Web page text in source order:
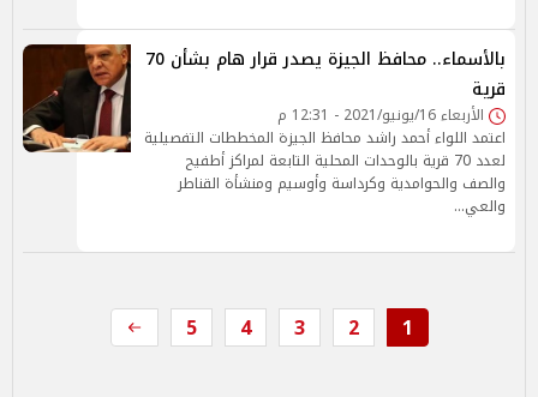
بالأسماء.. محافظ الجيزة يصدر قرار هام بشأن 70
قرية
الأربعاء 16/يونيو/2021 - 12:31 م
اعتمد اللواء أحمد راشد محافظ الجيزة المخططات التفصيلية
لعدد 70 قرية بالوحدات المحلية التابعة لمراكز أطفيح
والصف والحوامدية وكرداسة وأوسيم ومنشأة القناطر
والعي…
1
2
3
4
5